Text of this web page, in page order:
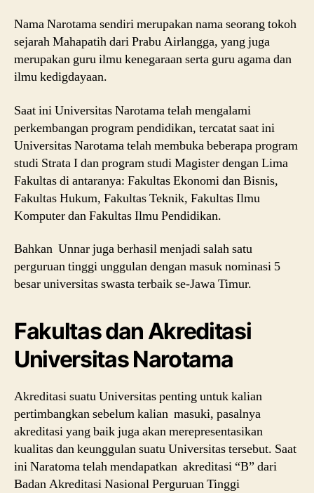
Nama Narotama sendiri merupakan nama seorang tokoh
sejarah Mahapatih dari Prabu Airlangga, yang juga
merupakan guru ilmu kenegaraan serta guru agama dan
ilmu kedigdayaan.
Saat ini Universitas Narotama telah mengalami
perkembangan program pendidikan, tercatat saat ini
Universitas Narotama telah membuka beberapa program
studi Strata I dan program studi Magister dengan Lima
Fakultas di antaranya: Fakultas Ekonomi dan Bisnis,
Fakultas Hukum, Fakultas Teknik, Fakultas Ilmu
Komputer dan Fakultas Ilmu Pendidikan.
Bahkan Unnar juga berhasil menjadi salah satu
perguruan tinggi unggulan dengan masuk nominasi 5
besar universitas swasta terbaik se-Jawa Timur.
Fakultas dan Akreditasi
Universitas Narotama
Akreditasi suatu Universitas penting untuk kalian
pertimbangkan sebelum kalian masuki, pasalnya
akreditasi yang baik juga akan merepresentasikan
kualitas dan keunggulan suatu Universitas tersebut. Saat
ini Naratoma telah mendapatkan akreditasi “B” dari
Badan Akreditasi Nasional Perguruan Tinggi